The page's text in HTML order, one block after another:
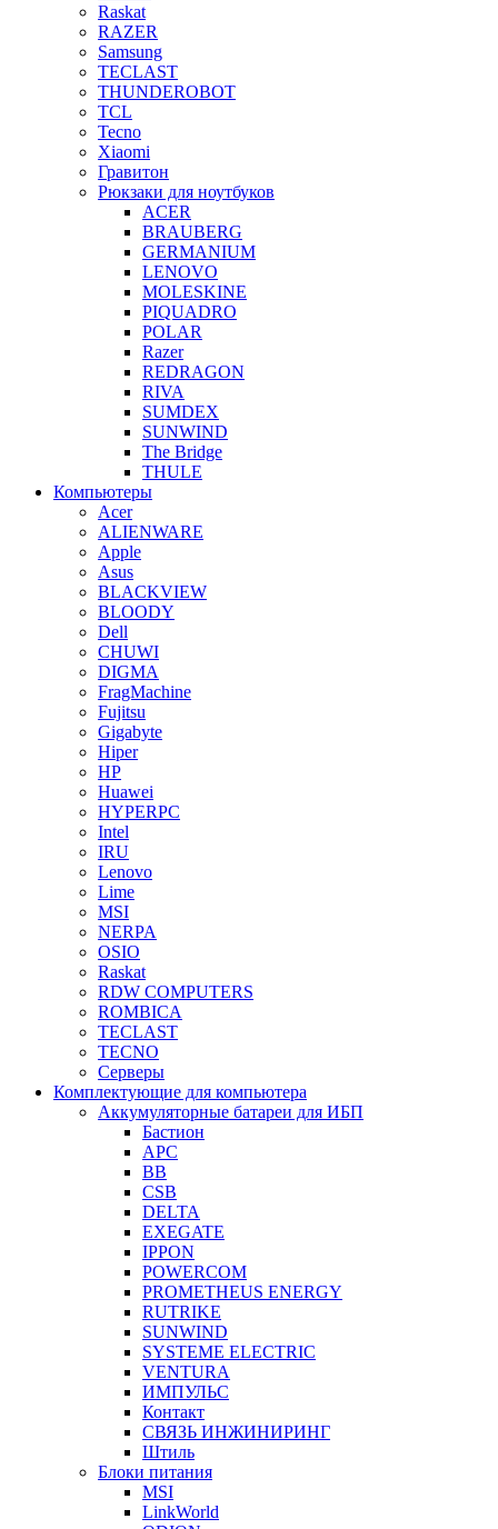
Raskat
RAZER
Samsung
TECLAST
THUNDEROBOT
TCL
Tecno
Xiaomi
Гравитон
Рюкзаки для ноутбуков
ACER
BRAUBERG
GERMANIUM
LENOVO
MOLESKINE
PIQUADRO
POLAR
Razer
REDRAGON
RIVA
SUMDEX
SUNWIND
The Bridge
THULE
Компьютеры
Acer
ALIENWARE
Apple
Asus
BLACKVIEW
BLOODY
Dell
CHUWI
DIGMA
FragMachine
Fujitsu
Gigabyte
Hiper
HP
Huawei
HYPERPC
Intel
IRU
Lenovo
Lime
MSI
NERPA
OSIO
Raskat
RDW COMPUTERS
ROMBICA
TECLAST
TECNO
Серверы
Комплектующие для компьютера
Аккумуляторные батареи для ИБП
Бастион
APC
BB
CSB
DELTA
EXEGATE
IPPON
POWERCOM
PROMETHEUS ENERGY
RUTRIKE
SUNWIND
SYSTEME ELECTRIC
VENTURA
ИМПУЛЬС
Контакт
СВЯЗЬ ИНЖИНИРИНГ
Штиль
Блоки питания
MSI
LinkWorld